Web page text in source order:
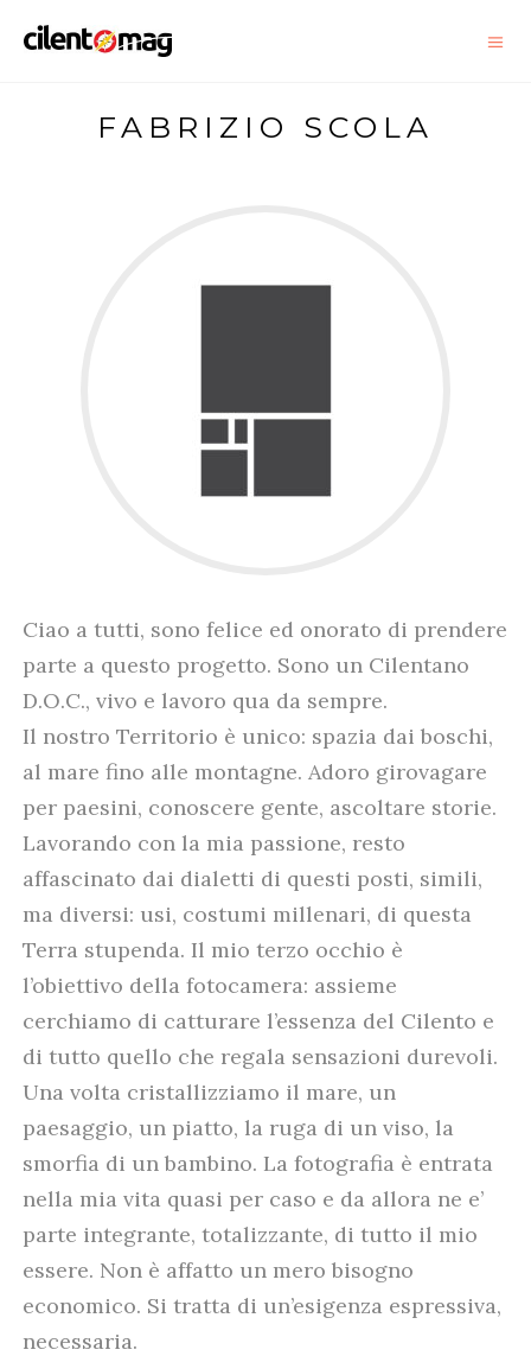
FABRIZIO SCOLA
Ciao a tutti, sono felice ed onorato di prendere
parte a questo progetto. Sono un Cilentano
D.O.C., vivo e lavoro qua da sempre.
Il nostro Territorio è unico: spazia dai boschi,
al mare fino alle montagne. Adoro girovagare
per paesini, conoscere gente, ascoltare storie.
Lavorando con la mia passione, resto
affascinato dai dialetti di questi posti, simili,
ma diversi: usi, costumi millenari, di questa
Terra stupenda. Il mio terzo occhio è
l’obiettivo della fotocamera: assieme
cerchiamo di catturare l’essenza del Cilento e
di tutto quello che regala sensazioni durevoli.
Una volta cristallizziamo il mare, un
paesaggio, un piatto, la ruga di un viso, la
smorfia di un bambino. La fotografia è entrata
nella mia vita quasi per caso e da allora ne e’
parte integrante, totalizzante, di tutto il mio
essere. Non è affatto un mero bisogno
economico. Si tratta di un’esigenza espressiva,
necessaria.